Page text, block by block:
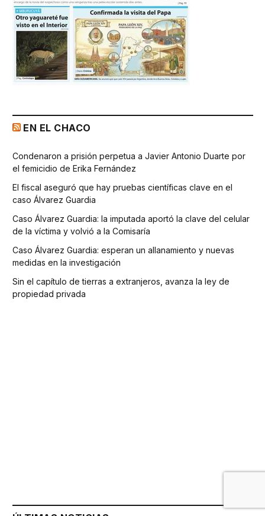
EN EL CHACO
Condenaron a prisión perpetua a Javier Antonio Duarte por
el femicidio de Erika Fernández
El fiscal aseguró que hay pruebas científicas clave en el
caso Álvarez Guardia
Caso Álvarez Guardia: la imputada aportó la clave del celular
de la víctima y volvió a la Comisaría
Caso Álvarez Guardia: esperan un allanamiento y nuevas
medidas en la investigación
Sin el capítulo de tierras a extranjeros, avanza la ley de
propiedad privada